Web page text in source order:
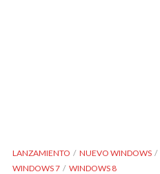
LANZAMIENTO NUEVO WINDOWS
WINDOWS 7
WINDOWS 8